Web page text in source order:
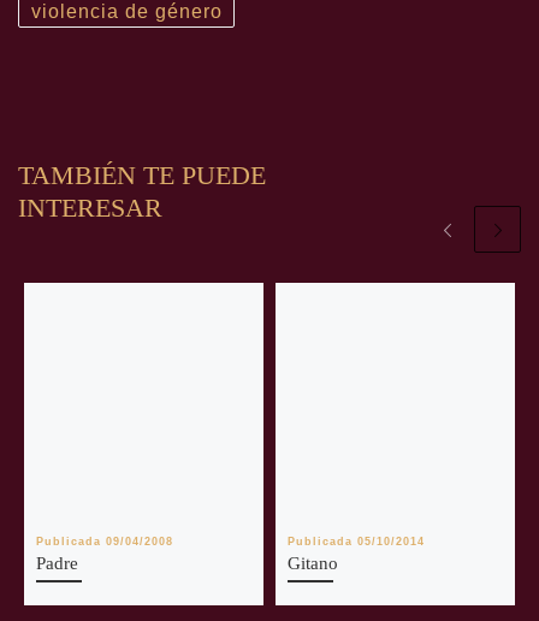
violencia de género
TAMBIÉN TE PUEDE
INTERESAR
Publicada09/04/2008
Padre
Publicada05/10/2014
Gitano